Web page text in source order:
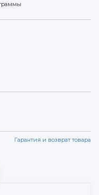
Гарантия и возврат товара